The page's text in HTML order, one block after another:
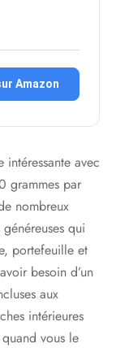
Amazon
avec
grammes par
nombreux
qui
portefeuille et
besoin d’un
aux
intérieures
vous le